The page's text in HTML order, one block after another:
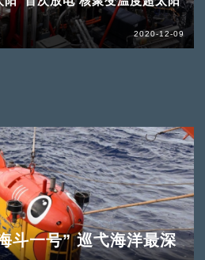
2020-12-09
斗一号” 巡弋海洋最深